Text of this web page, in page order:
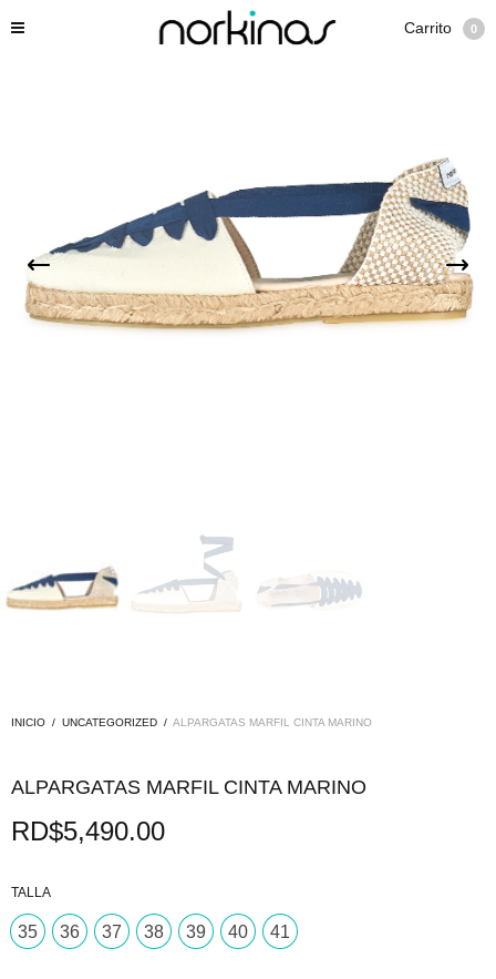
Carrito 0
INICIO / UNCATEGORIZED / ALPARGATAS MARFIL CINTA MARINO
ALPARGATAS MARFIL CINTA MARINO
RD$5,490.00
TALLA
35 36 37 38 39 40 41